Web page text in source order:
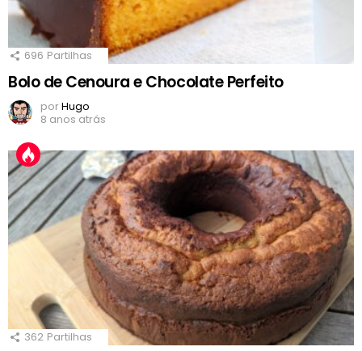
696 Partilhas
Bolo de Cenoura e Chocolate Perfeito
porHugo
8 anos atrás
362 Partilhas